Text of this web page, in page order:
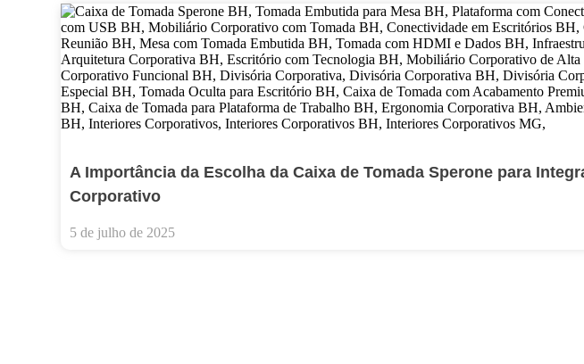
A Importância da Escolha da Caixa de Tomada Sperone para
Corporativo
5 de julho de 2025